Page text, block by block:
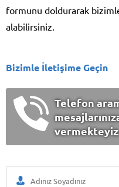
formunu doldurarak
alabilirsiniz.
Bizimle İletişime Geçin
Telefon